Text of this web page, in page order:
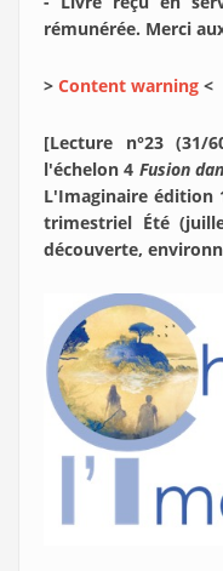
rémunérée. Merci
> Content warning <
[Lecture n°23
l'échelon 4 Fusion
L'Imaginaire édition
trimestriel Été
découverte,